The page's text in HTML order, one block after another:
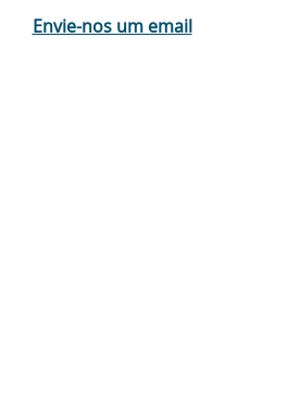
Envie-nos um email